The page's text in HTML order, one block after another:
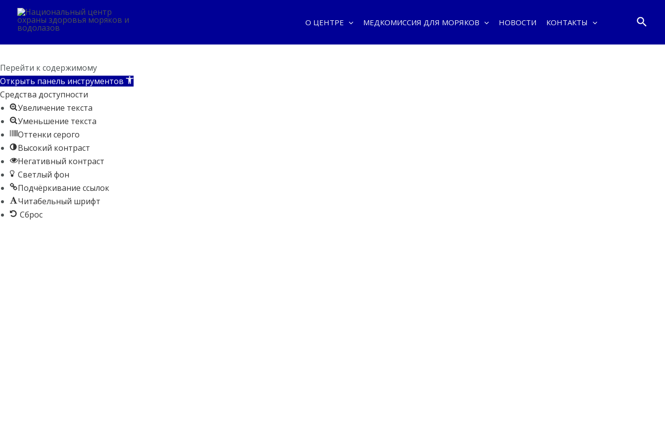
Перейти
содержимому
О ЦЕНТРЕ МЕДКОМИССИЯ ДЛЯ МОРЯКОВ НОВОСТИ КОНТАКТЫ
Дальневосточный федеральный округ
Перейти к содержимому
Открыть панель инструментов
Средства доступности
Увеличение текста
Уменьшение текста
Оттенки серого
Высокий контраст
Негативный контраст
Светлый фон
Подчёркивание ссылок
Читабельный шрифт
Сброс